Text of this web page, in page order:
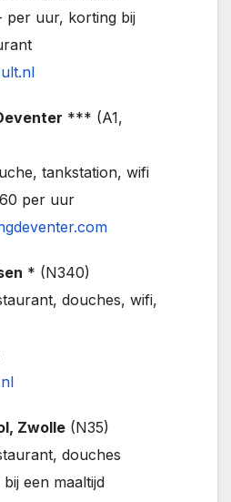
per uur, korting bij
*** (A1,
tankstation, wifi
per uur
* (N340)
douches, wifi,
Zwolle (N35)
douches
een maaltijd